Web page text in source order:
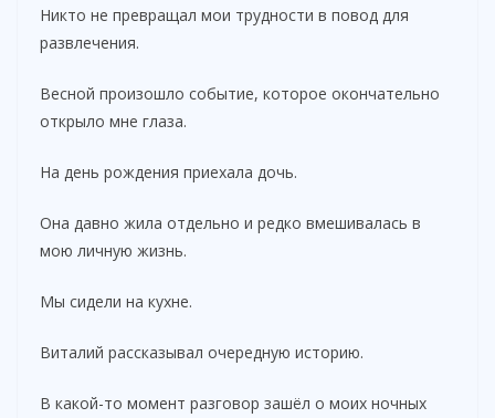
Никто не превращал мои трудности в повод для
развлечения.
Весной произошло событие, которое окончательно
открыло мне глаза.
На день рождения приехала дочь.
Она давно жила отдельно и редко вмешивалась в
мою личную жизнь.
Мы сидели на кухне.
Виталий рассказывал очередную историю.
В какой-то момент разговор зашёл о моих ночных